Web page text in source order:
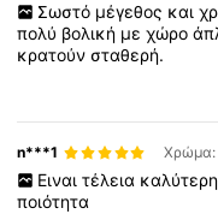
Σωστό μέγεθος και
πολύ βολική μεχώρο
κρατούνσταθερή.
n***1
Ειναι τέλεια καλύτερη
ποιότητα